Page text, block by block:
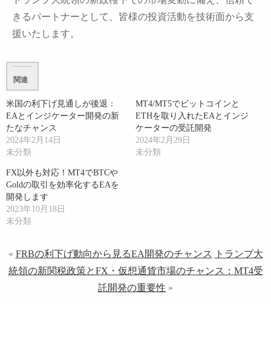
きるパートナーとして、皆様の投資活動を技術面から支
援いたします。
関連
米国の利下げ見通しが後退：
EAとインジケーター開発の新
たなチャンス
2024年2月14日
未分類
MT4/MT5でビットコインと
ETHを取り入れたEAとインジ
ケーターの受託開発
2024年2月29日
未分類
FX以外も対応！MT4でBTCや
Goldの取引を効率化するEAを
開発します
2023年10月18日
未分類
« FRBの利下げ動向から見るEA開発のチャンス
トランプ大
統領の新関税政策とFX・仮想通貨市場のチャンス：MT4受
託開発の重要性 »